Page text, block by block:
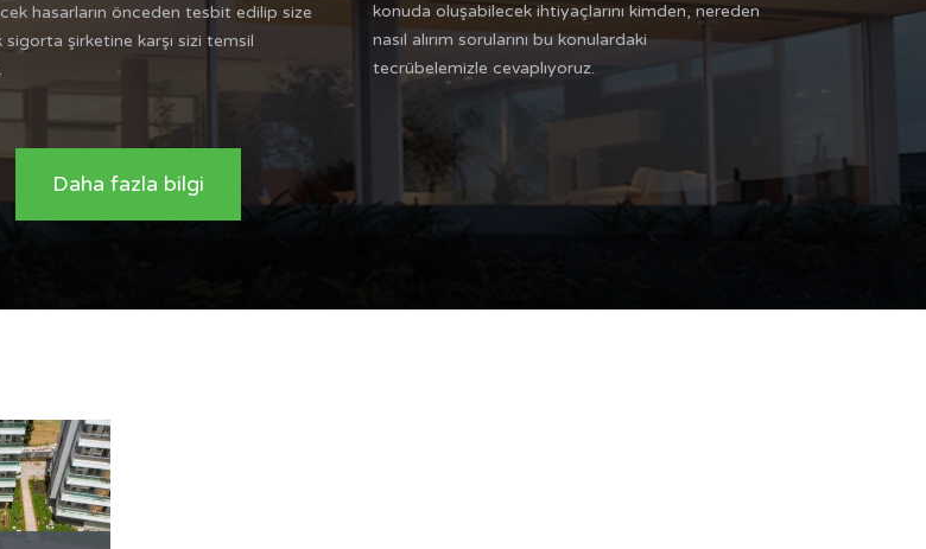
hasarların önceden tesbit edilip size
sigorta şirketine karşı sizi temsil
konuda oluşabilecek ihtiyaçlarını kimden, nereden
nasıl alırım sorularını bu konulardaki
tecrübelemizle cevaplıyoruz.
Daha fazla bilgi